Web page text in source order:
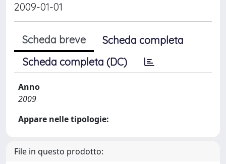
2009-01-01
Scheda breve
Scheda completa
Scheda completa (DC)
Anno
2009
Appare nelle tipologie:
File in questo prodotto: